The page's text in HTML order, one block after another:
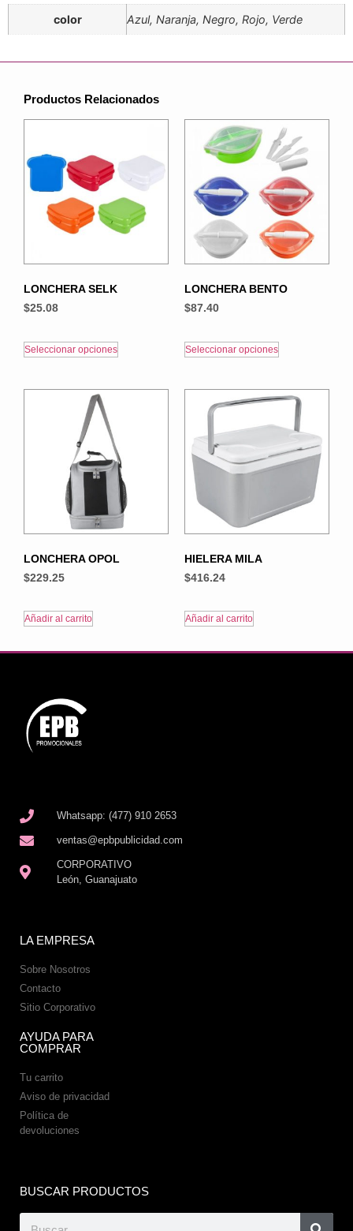
color Azul, Naranja, Negro, Rojo, Verde
Productos Relacionados
LONCHERA SELK
$25.08
Seleccionar opciones
LONCHERA BENTO
$87.40
Seleccionar opciones
LONCHERA OPOL
$229.25
Añadir al carrito
HIELERA MILA
$416.24
Añadir al carrito
Whatsapp: (477) 910 2653
ventas@epbpublicidad.com
CORPORATIVO
León, Guanajuato
LA EMPRESA
Sobre Nosotros
Contacto
Sitio Corporativo
AYUDA PARA
COMPRAR
Tu carrito
Aviso de privacidad
Política de
devoluciones
BUSCAR PRODUCTOS